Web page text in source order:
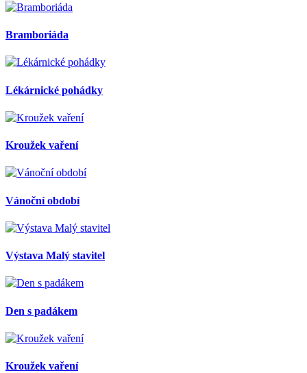
Bramboriáda
Lékárnické pohádky
Kroužek vaření
Vánoční období
Výstava Malý stavitel
Den s padákem
Kroužek vaření